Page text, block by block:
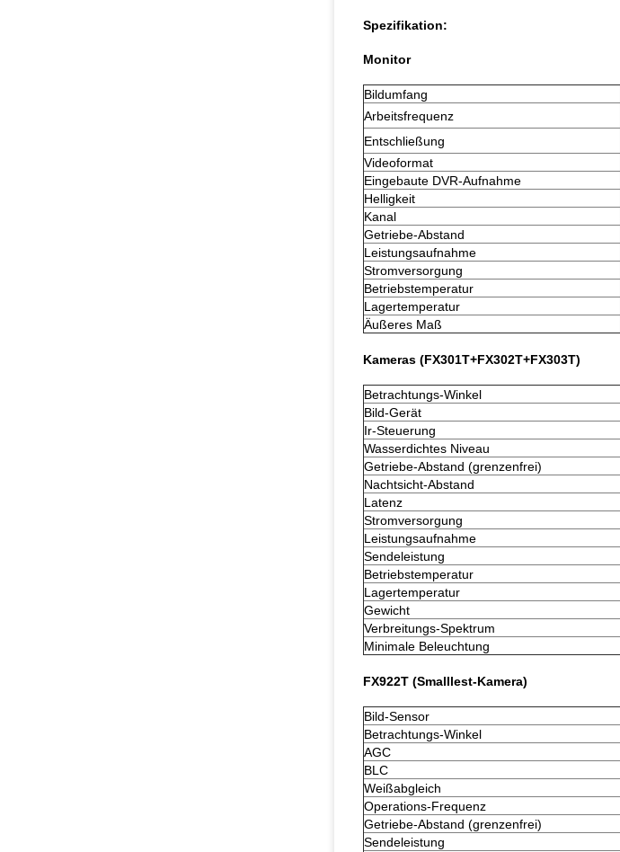
Spezifikation:
Monitor
Bildumfang
Arbeitsfrequenz
Entschließung
Videoformat
Eingebaute DVR-Aufnahme
Helligkeit
Kanal
Getriebe-Abstand
Leistungsaufnahme
Stromversorgung
Betriebstemperatur
Lagertemperatur
Äußeres Maß
Kameras (FX301T+FX302T+FX303T)
Betrachtungs-Winkel
Bild-Gerät
Ir-Steuerung
Wasserdichtes Niveau
Getriebe-Abstand (grenzenfrei)
Nachtsicht-Abstand
Latenz
Stromversorgung
Leistungsaufnahme
Sendeleistung
Betriebstemperatur
Lagertemperatur
Gewicht
Verbreitungs-Spektrum
Minimale Beleuchtung
FX922T (Smalllest-Kamera)
Bild-Sensor
Betrachtungs-Winkel
AGC
BLC
Weißabgleich
Operations-Frequenz
Getriebe-Abstand (grenzenfrei)
Sendeleistung